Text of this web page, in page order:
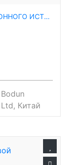
МИНИ-ВЕРСИЯ РАДИОЧАСТОТНОГО ИОННОГО ИСТОЧНИКА
Китай